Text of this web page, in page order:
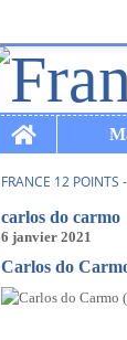
Home
FRANCE 12 POINTS
carlos do carmo
6 janvier 2021
Carlos do